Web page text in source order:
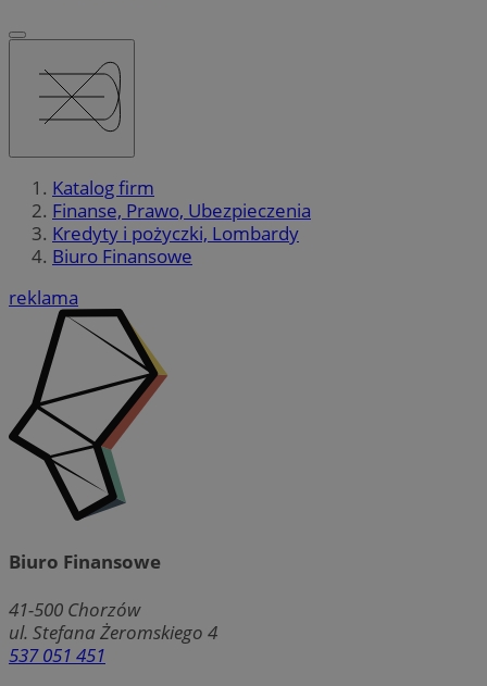
Katalog firm
Finanse, Prawo, Ubezpieczenia
Kredyty i pożyczki, Lombardy
Biuro Finansowe
reklama
Biuro Finansowe
41-500 Chorzów
ul. Stefana Żeromskiego 4
537 051 451